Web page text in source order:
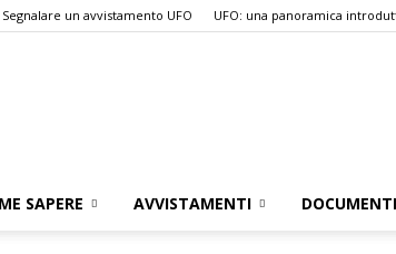
Segnalare un avvistamento UFO UFO: una panoramica
SAPERE AVVISTAMENTI DOCUMENTI